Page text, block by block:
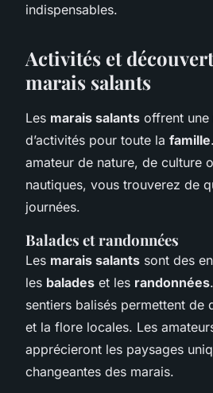
indispensables.
Activités et
marais salants
Les marais salants offrent une
d’activités pour toute la famille
amateur de nature, de culture
nautiques, vous trouverez de
journées.
Balades et randonnées
Les marais salants sont des
les balades et les randonnées
sentiers balisés permettent de
et la flore locales. Les
apprécieront les paysages
changeantes des marais.